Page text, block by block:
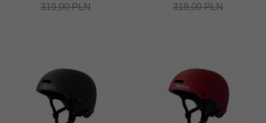
319,00 PLN
319,00 PLN